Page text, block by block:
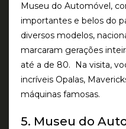
Museu do Automóvel,
importantes e belos do
diversos modelos,
marcaram gerações
até a de 80. Na visita,
incríveis Opalas,
máquinas famosas.
5. Museu do